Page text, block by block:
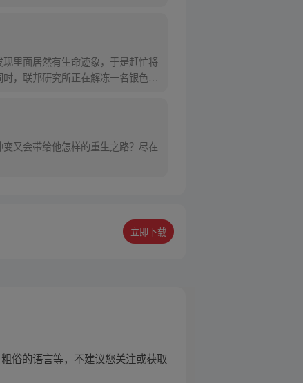
里面居然有生命迹象，于是赶忙将
，联邦研究所正在解冻一名银色长
又会带给他怎样的重生之路？尽在
立即下载
俗的语言等，不建议您关注或获取